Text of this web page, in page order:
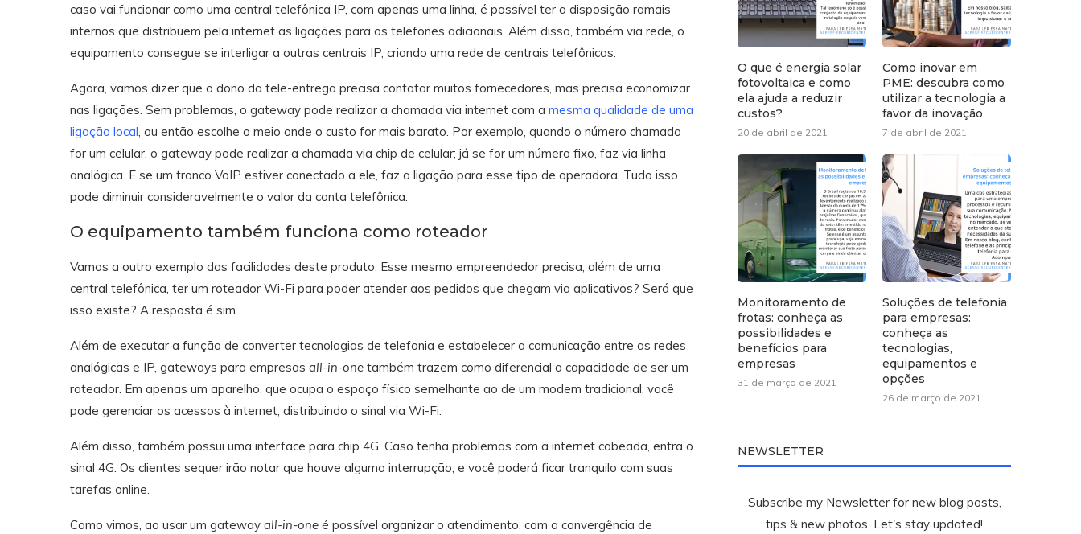
caso vai funcionar como uma central telefônica IP, com apenas uma linha, é possível ter a disposição ramais
internos que distribuem pela internet as ligações para os telefones adicionais. Além disso, também via rede, o
equipamento consegue se interligar a outras centrais IP, criando uma rede de centrais telefônicas.
Agora, vamos dizer que o dono da tele-entrega precisa contatar muitos fornecedores, mas precisa economizar
nas ligações. Sem problemas, o gateway pode realizar a chamada via internet com a mesma qualidade de uma
ligação local, ou então escolhe o meio onde o custo for mais barato. Por exemplo, quando o número chamado
for um celular, o gateway pode realizar a chamada via chip de celular; já se for um número fixo, faz via linha
analógica. E se um tronco VoIP estiver conectado a ele, faz a ligação para esse tipo de operadora. Tudo isso
pode diminuir consideravelmente o valor da conta telefônica.
O equipamento também funciona como roteador
Vamos a outro exemplo das facilidades deste produto. Esse mesmo empreendedor precisa, além de uma
central telefônica, ter um roteador Wi-Fi para poder atender aos pedidos que chegam via aplicativos? Será que
isso existe? A resposta é sim.
Além de executar a função de converter tecnologias de telefonia e estabelecer a comunicação entre as redes
analógicas e IP, gateways para empresas all-in-one também trazem como diferencial a capacidade de ser um
roteador. Em apenas um aparelho, que ocupa o espaço físico semelhante ao de um modem tradicional, você
pode gerenciar os acessos à internet, distribuindo o sinal via Wi-Fi.
Além disso, também possui uma interface para chip 4G. Caso tenha problemas com a internet cabeada, entra o
sinal 4G. Os clientes sequer irão notar que houve alguma interrupção, e você poderá ficar tranquilo com suas
tarefas online.
Como vimos, ao usar um gateway all-in-one é possível organizar o atendimento, com a convergência de
O que é energia solar
fotovoltaica e como
ela ajuda a reduzir
custos?
20 de abril de 2021
Como inovar em
PME: descubra como
utilizar a tecnologia a
favor da inovação
7 de abril de 2021
Monitoramento de
frotas: conheça as
possibilidades e
benefícios para
empresas
31 de março de 2021
Soluções de telefonia
para empresas:
conheça as
tecnologias,
equipamentos e
opções
26 de março de 2021
NEWSLETTER
Subscribe my Newsletter for new blog posts,
tips & new photos. Let's stay updated!